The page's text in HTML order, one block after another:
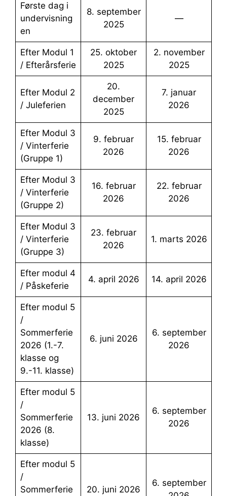
Første dag i
undervisning
en
8. september
2025
—
Efter Modul 1
/ Efterårsferie
25. oktober
2025
2. november
2025
Efter Modul 2
/ Juleferien
20.
december
2025
7. januar
2026
Efter Modul 3
/ Vinterferie
(Gruppe 1)
9. februar
2026
15. februar
2026
Efter Modul 3
/ Vinterferie
(Gruppe 2)
16. februar
2026
22. februar
2026
Efter Modul 3
/ Vinterferie
(Gruppe 3)
23. februar
2026
1. marts 2026
Efter modul 4
/ Påskeferie
4. april 2026 14. april 2026
Efter modul 5
/
Sommerferie
2026 (1.-7.
klasse og
9.-11. klasse)
6. juni 2026
6. september
2026
Efter modul 5
/
Sommerferie
2026 (8.
klasse)
13. juni 2026
6. september
2026
Efter modul 5
/
Sommerferie
20. juni 2026
6. september